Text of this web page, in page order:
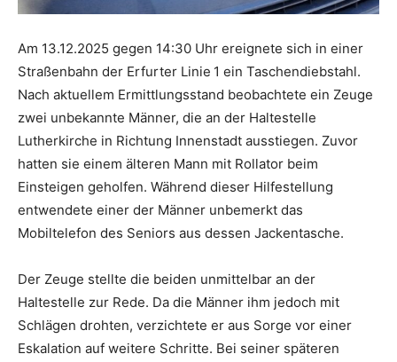
Am 13.12.2025 gegen 14:30 Uhr ereignete sich in einer
Straßenbahn der Erfurter Linie 1 ein Taschendiebstahl.
Nach aktuellem Ermittlungsstand beobachtete ein Zeuge
zwei unbekannte Männer, die an der Haltestelle
Lutherkirche in Richtung Innenstadt ausstiegen. Zuvor
hatten sie einem älteren Mann mit Rollator beim
Einsteigen geholfen. Während dieser Hilfestellung
entwendete einer der Männer unbemerkt das
Mobiltelefon des Seniors aus dessen Jackentasche.
Der Zeuge stellte die beiden unmittelbar an der
Haltestelle zur Rede. Da die Männer ihm jedoch mit
Schlägen drohten, verzichtete er aus Sorge vor einer
Eskalation auf weitere Schritte. Bei seiner späteren